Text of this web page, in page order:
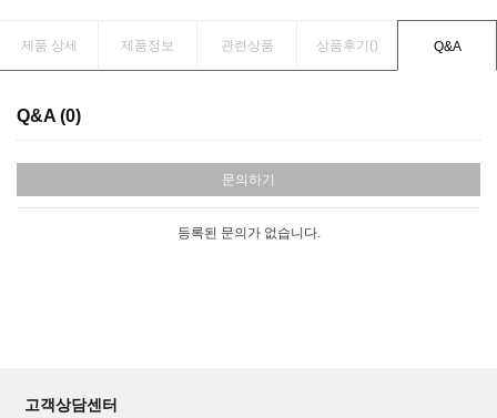
제품 상세 제품정보 관련상품 상품후기() Q&A
Q&A (0)
문의하기
등록된 문의가 없습니다.
고객상담센터